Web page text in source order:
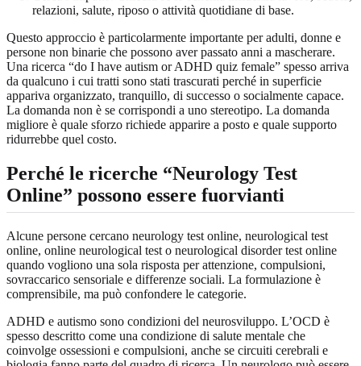
relazioni, salute, riposo o attività quotidiane di base.
Questo approccio è particolarmente importante per adulti, donne e
persone non binarie che possono aver passato anni a mascherare.
Una ricerca “do I have autism or ADHD quiz female” spesso arriva
da qualcuno i cui tratti sono stati trascurati perché in superficie
appariva organizzato, tranquillo, di successo o socialmente capace.
La domanda non è se corrispondi a uno stereotipo. La domanda
migliore è quale sforzo richiede apparire a posto e quale supporto
ridurrebbe quel costo.
Perché le ricerche “Neurology Test
Online” possono essere fuorvianti
Alcune persone cercano neurology test online, neurological test
online, online neurological test o neurological disorder test online
quando vogliono una sola risposta per attenzione, compulsioni,
sovraccarico sensoriale e differenze sociali. La formulazione è
comprensibile, ma può confondere le categorie.
ADHD e autismo sono condizioni del neurosviluppo. L’OCD è
spesso descritto come una condizione di salute mentale che
coinvolge ossessioni e compulsioni, anche se circuiti cerebrali e